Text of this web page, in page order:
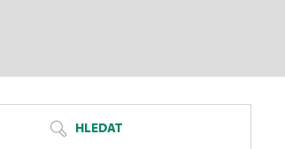
HLEDAT